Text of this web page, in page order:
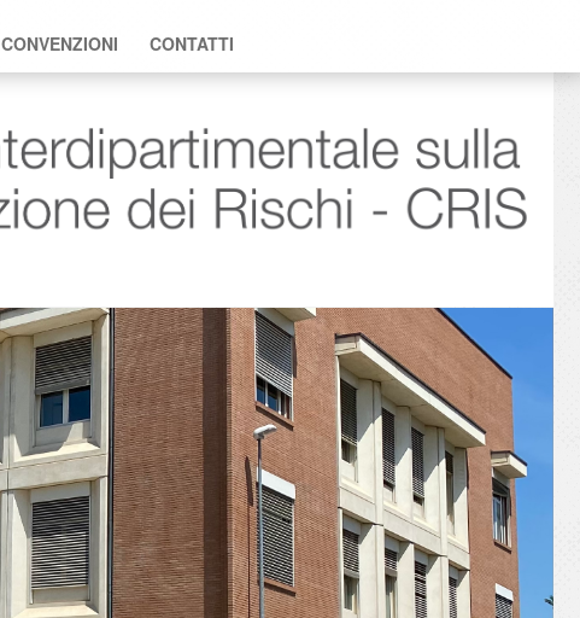
CONVENZIONI CONTATTI